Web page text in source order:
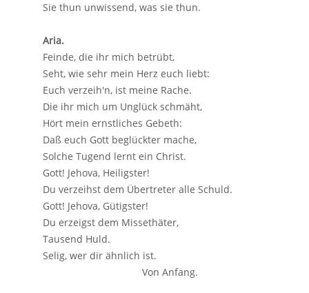
Sie thun unwissend, was sie thun.
Aria.
Feinde, die ihr mich betrübt,
Seht, wie sehr mein Herz euch liebt:
Euch verzeih'n, ist meine Rache.
Die ihr mich um Unglück schmäht,
Hört mein ernstliches Gebeth:
Daß euch Gott beglückter mache,
Solche Tugend lernt ein Christ.
Gott! Jehova, Heiligster!
Du verzeihst dem Übertreter alle Schuld.
Gott! Jehova, Gütigster!
Du erzeigst dem Missethäter,
Tausend Huld.
Selig, wer dir ähnlich ist.
Von Anfang.